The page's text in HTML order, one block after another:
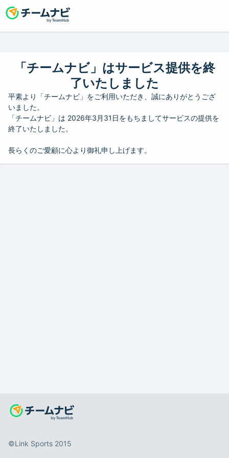
「チームナビ」はサービス提供を終
了いたしました
平素より「チームナビ」をご利用いただき、誠にありがとうござ
いました。
「チームナビ」は 2026年3月31日をもちましてサービスの提供を
終了いたしました。
長らくのご愛顧に心より御礼申し上げます。
©️Link Sports 2015